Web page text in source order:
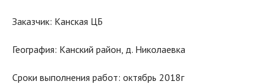
Заказчик: Канская ЦБ
География: Канский район, д. Николаевка
Сроки выполнения работ: октябрь 2018г